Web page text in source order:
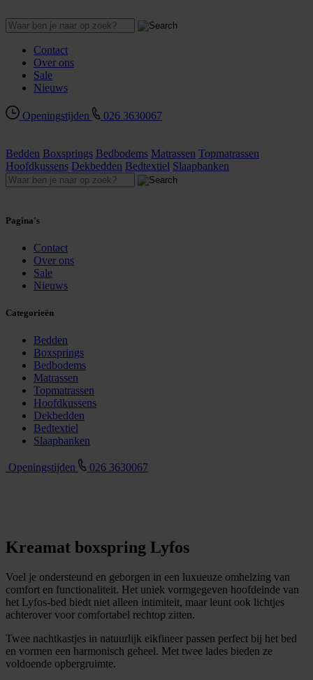
Contact
Over ons
Sale
Nieuws
Openingstijden 026 3630067
Bedden Boxsprings Bedbodems Matrassen Topmatrassen
Hoofdkussens Dekbedden Bedtextiel Slaapbanken
Pagina's
Contact
Over ons
Sale
Nieuws
Categorieën
Bedden
Boxsprings
Bedbodems
Matrassen
Topmatrassen
Hoofdkussens
Dekbedden
Bedtextiel
Slaapbanken
Openingstijden 026 3630067
Kreamat boxspring Lyfos
Voel je ondersteund en geborgen in een luxueuze omhelzing van
comfort en functionaliteit. Het uniek vormgegeven hoofdeinde van
het Lyfos-bed biedt niet alleen intimiteit, maar leunt ook lichtjes
achterover voor comfortabel rechtop zitten.
Twee nachtkastjes in natuurlijk eikfineer passen perfect bij het bed
en vormen een harmonisch geheel. Met twee lades bieden ze
voldoende opbergruimte.